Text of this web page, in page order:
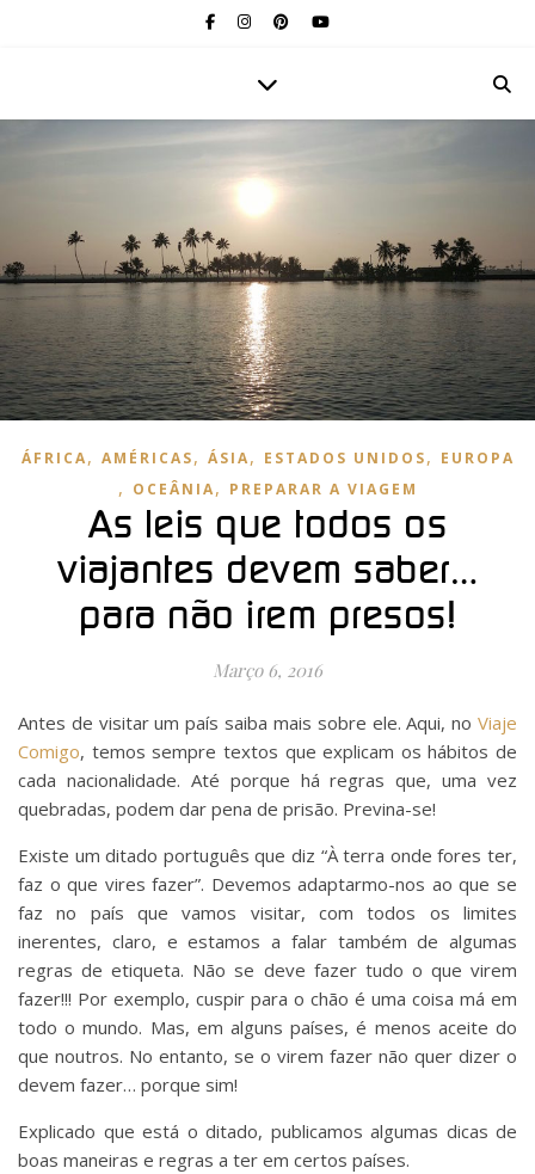
ÁFRICA, AMÉRICAS, ÁSIA, ESTADOS UNIDOS, EUROPA
, OCEÂNIA, PREPARAR A VIAGEM
As leis que todos os
viajantes devem saber…
para não irem presos!
Março 6, 2016
Antes de visitar um país saiba mais sobre ele. Aqui, no Viaje
Comigo, temos sempre textos que explicam os hábitos de
cada nacionalidade. Até porque há regras que, uma vez
quebradas, podem dar pena de prisão. Previna-se!
Existe um ditado português que diz “À terra onde fores ter,
faz o que vires fazer”. Devemos adaptarmo-nos ao que se
faz no país que vamos visitar, com todos os limites
inerentes, claro, e estamos a falar também de algumas
regras de etiqueta. Não se deve fazer tudo o que virem
fazer!!! Por exemplo, cuspir para o chão é uma coisa má em
todo o mundo. Mas, em alguns países, é menos aceite do
que noutros. No entanto, se o virem fazer não quer dizer o
devem fazer… porque sim!
Explicado que está o ditado, publicamos algumas dicas de
boas maneiras e regras a ter em certos países.